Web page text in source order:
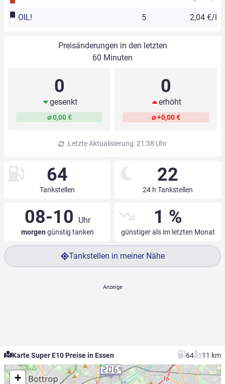
OIL! 5 2,04 €/l
Preisänderungen in den letzten
60 Minuten
0
gesenkt
⌀ 0,00 €
0
erhöht
⌀ +0,00 €
Letzte Aktualisierung: 21:38 Uhr
64
Tankstellen
22
24 h Tankstellen
08-10 Uhr
morgengünstig tanken
1 %
günstiger als im letzten Monat
Tankstellen in meiner Nähe
Karte Super E10 Preise in Essen 64 11 km
2.069
+